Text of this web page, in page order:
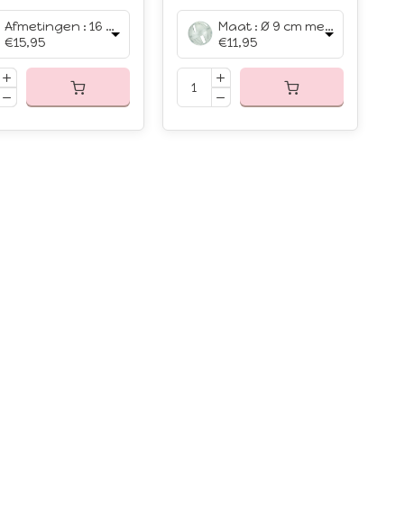
Afmetingen : 16 x 5 cm
€15,95
Maat : Ø 9 cm met ketting en bel
€11,95